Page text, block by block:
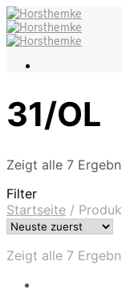
31/OL
Zeigt alle 7
Filter
Startseite /
Zeigt alle 7